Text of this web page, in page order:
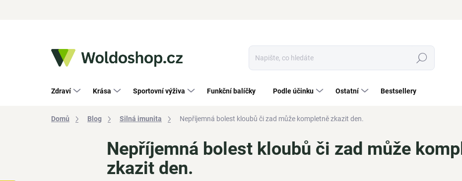
Hledat
Zdraví Krása Sportovní výživa Funkční balíčky Podle účinku Ostatní Bestsellery
Domů Blog Silná imunita Nepříjemná bolest kloubů či zad může kompletně zkazit den.
Nepříjemná bolest kloubů či zad může
zkazit den.